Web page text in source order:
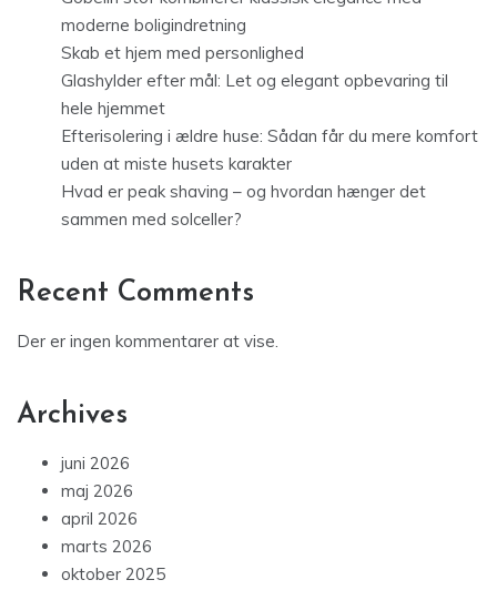
moderne boligindretning
Skab et hjem med personlighed
Glashylder efter mål: Let og elegant opbevaring til
hele hjemmet
Efterisolering i ældre huse: Sådan får du mere komfort
uden at miste husets karakter
Hvad er peak shaving – og hvordan hænger det
sammen med solceller?
Recent Comments
Der er ingen kommentarer at vise.
Archives
juni 2026
maj 2026
april 2026
marts 2026
oktober 2025